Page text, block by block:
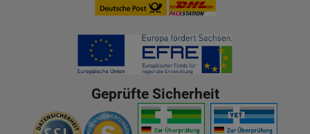
Geprüfte Sicherheit